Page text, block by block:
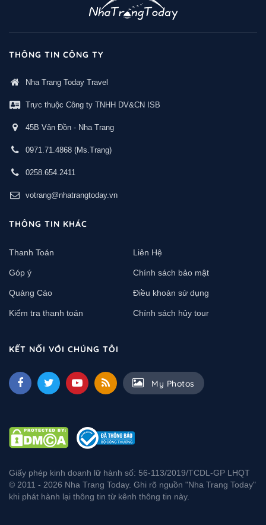
THÔNG TIN CÔNG TY
Nha Trang Today Travel
Trực thuộc Công ty TNHH DV&CN ISB
45B Vân Đồn - Nha Trang
0971.71.4868 (Ms.Trang)
0258.654.2411
votrang@nhatrangtoday.vn
THÔNG TIN KHÁC
Thanh Toán Liên Hệ
Góp ý Chính sách bảo mật
Quảng Cáo Điều khoản sử dụng
Kiểm tra thanh toán Chính sách hủy tour
KẾT NỐI VỚI CHÚNG TÔI
My Photos
Giấy phép kinh doanh lữ hành số: 56-113/2019/TCDL-GP LHQT
© 2011 - 2026 Nha Trang Today. Ghi rõ nguồn "Nha Trang Today"
khi phát hành lại thông tin từ kênh thông tin này.